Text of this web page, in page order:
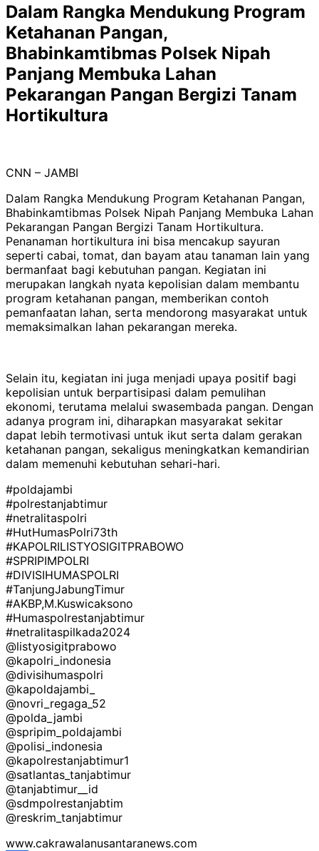
Dalam Rangka Mendukung Program
Ketahanan Pangan,
Bhabinkamtibmas Polsek Nipah
Panjang Membuka Lahan
Pekarangan Pangan Bergizi Tanam
Hortikultura
CNN – JAMBI
Dalam Rangka Mendukung Program Ketahanan Pangan,
Bhabinkamtibmas Polsek Nipah Panjang Membuka Lahan
Pekarangan Pangan Bergizi Tanam Hortikultura.
Penanaman hortikultura ini bisa mencakup sayuran
seperti cabai, tomat, dan bayam atau tanaman lain yang
bermanfaat bagi kebutuhan pangan. Kegiatan ini
merupakan langkah nyata kepolisian dalam membantu
program ketahanan pangan, memberikan contoh
pemanfaatan lahan, serta mendorong masyarakat untuk
memaksimalkan lahan pekarangan mereka.
Selain itu, kegiatan ini juga menjadi upaya positif bagi
kepolisian untuk berpartisipasi dalam pemulihan
ekonomi, terutama melalui swasembada pangan. Dengan
adanya program ini, diharapkan masyarakat sekitar
dapat lebih termotivasi untuk ikut serta dalam gerakan
ketahanan pangan, sekaligus meningkatkan kemandirian
dalam memenuhi kebutuhan sehari-hari.
#poldajambi
#polrestanjabtimur
#netralitaspolri
#HutHumasPolri73th
#KAPOLRILISTYOSIGITPRABOWO
#SPRIPIMPOLRI
#DIVISIHUMASPOLRI
#TanjungJabungTimur
#AKBP,M.Kuswicaksono
#Humaspolrestanjabtimur
#netralitaspilkada2024
@listyosigitprabowo
@kapolri_indonesia
@divisihumaspolri
@kapoldajambi_
@novri_regaga_52
@polda_jambi
@spripim_poldajambi
@polisi_indonesia
@kapolrestanjabtimur1
@satlantas_tanjabtimur
@tanjabtimur__id
@sdmpolrestanjabtim
@reskrim_tanjabtimur
www.cakrawalanusantaranews.com